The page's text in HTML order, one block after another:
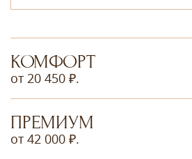
КОМФОРТ
от 20 450 ₽.
ПРЕМИУМ
от 42 000 ₽.